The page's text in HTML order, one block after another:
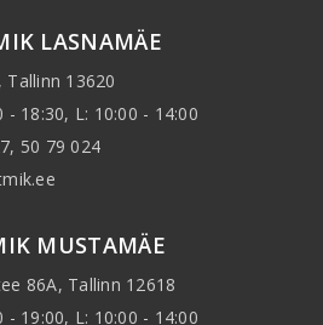
LASNAMÄE
Tallinn 13620
- 18:30, L: 10:00 - 14:00
50 79 024
MUSTAMÄE
86A, Tallinn 12618
- 19:00, L: 10:00 - 14:00